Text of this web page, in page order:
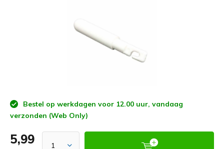
Bestel op werkdagen voor 12.00 uur, vandaag
verzonden (Web Only)
5,99